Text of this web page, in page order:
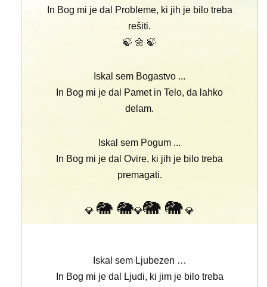
In Bog mi je dal Probleme, ki jih je bilo treba
rešiti.
🍃 🌼 🍃
Iskal sem Bogastvo ...
In Bog mi je dal Pamet in Telo, da lahko
delam.
Iskal sem Pogum ...
In Bog mi je dal Ovire, ki jih je bilo treba
premagati.
💎 🐘 🐘💎🐘 🐘💎
Iskal sem Ljubezen …
In Bog mi je dal Ljudi, ki jim je bilo treba